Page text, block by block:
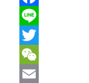
Facebook
Line
Twitter
WeChat